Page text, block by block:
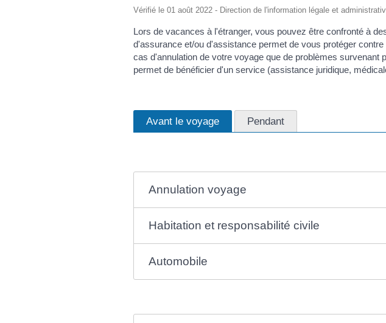
Vérifié le 01 août 2022 - Direction de l'information légale et
Lors de vacances à l'étranger, vous pouvez être confronté à
d'assurance et/ou d'assistance permet de vous protéger
cas d'annulation de votre voyage que de problèmes
permet de bénéficier d'un service (assistance juridique,
Avant le voyage Pendant
Annulation voyage
Habitation et responsabilité civile
Automobile